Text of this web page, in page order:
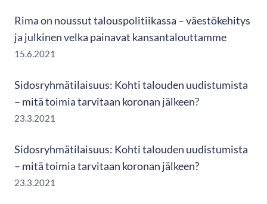
Rima on noussut talouspolitiikassa – väestökehitys
ja julkinen velka painavat kansantalouttamme
15.6.2021
Sidosryhmätilaisuus: Kohti talouden uudistumista
– mitä toimia tarvitaan koronan jälkeen?
23.3.2021
Sidosryhmätilaisuus: Kohti talouden uudistumista
– mitä toimia tarvitaan koronan jälkeen?
23.3.2021